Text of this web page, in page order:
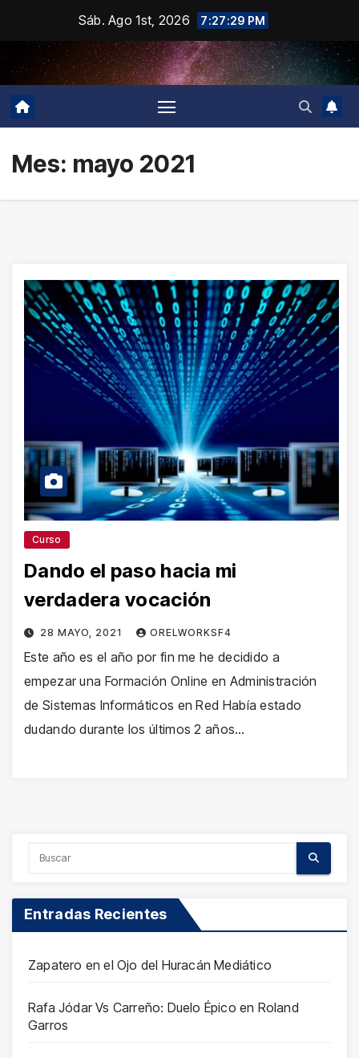
contenido
Sáb. Ago 1st, 2026 7:27:29 PM
Mes: mayo 2021
Curso
Dando el paso hacia mi
verdadera vocación
28 MAYO, 2021 ORELWORKSF4
Este año es el año por fin me he decidido a
empezar una Formación Online en Administración
de Sistemas Informáticos en Red Había estado
dudando durante los últimos 2 años…
Entradas Recientes
Zapatero en el Ojo del Huracán Mediático
Rafa Jódar Vs Carreño: Duelo Épico en Roland
Garros